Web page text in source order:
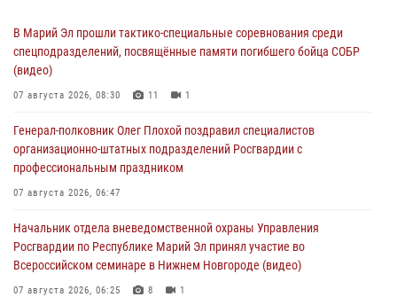
В Марий Эл прошли тактико-специальные соревнования среди
спецподразделений, посвящённые памяти погибшего бойца СОБР
(видео)
07 августа 2026, 08:30 11 1
Генерал-полковник Олег Плохой поздравил специалистов
организационно-штатных подразделений Росгвардии с
профессиональным праздником
07 августа 2026, 06:47
Начальник отдела вневедомственной охраны Управления
Росгвардии по Республике Марий Эл принял участие во
Всероссийском семинаре в Нижнем Новгороде (видео)
07 августа 2026, 06:25 8 1